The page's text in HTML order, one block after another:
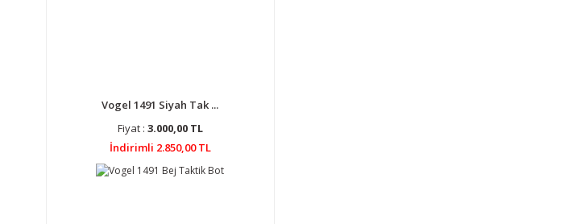
Vogel 1491 Siyah Tak ...
Fiyat : 3.000,00 TL
İndirimli 2.850,00 TL